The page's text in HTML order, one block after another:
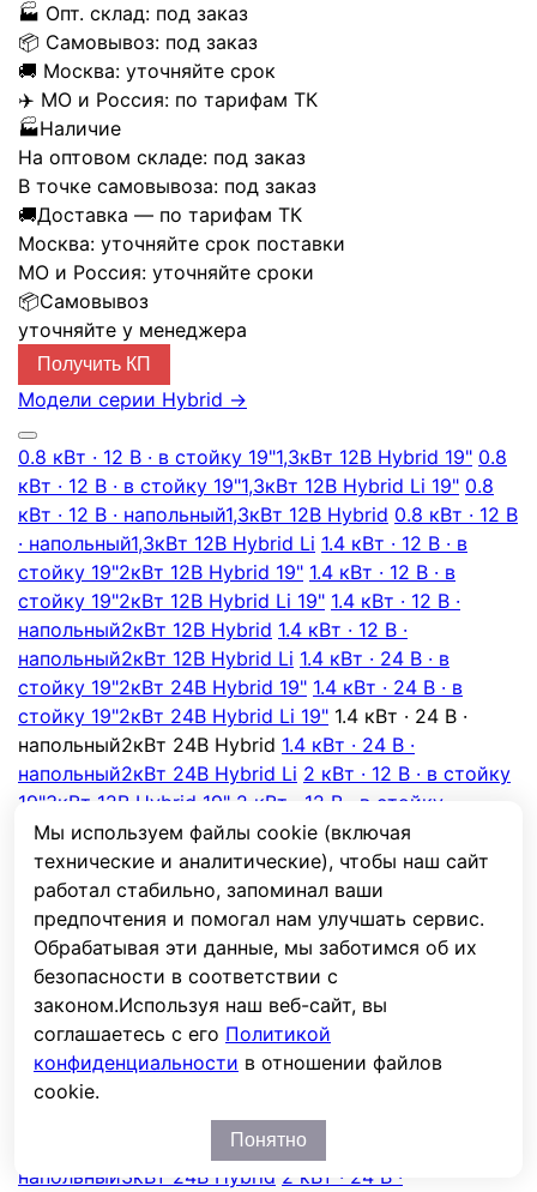
Мы используем файлы cookie (включая
технические и аналитические), чтобы наш сайт
работал стабильно, запоминал ваши
предпочтения и помогал нам улучшать сервис.
Обрабатывая эти данные, мы заботимся об их
безопасности в соответствии с
законом.Используя наш веб-сайт, вы
соглашаетесь с его Политикой
конфиденциальности в отношении файлов
cookie.
Понятно
🏭 Опт. склад: под заказ
📦 Самовывоз: под заказ
🚚 Москва: уточняйте срок
✈️ МО и Россия: по тарифам ТК
🏭Наличие
На оптовом складе: под заказ
В точке самовывоза: под заказ
🚚Доставка — по тарифам ТК
Москва: уточняйте срок поставки
МО и Россия: уточняйте сроки
📦Самовывоз
уточняйте у менеджера
Получить КП
Модели серии Hybrid →
0.8 кВт · 12 В · в стойку 19"1,3кВт 12В Hybrid 19" 0.8
кВт · 12 В · в стойку 19"1,3кВт 12В Hybrid Li 19" 0.8
кВт · 12 В · напольный1,3кВт 12В Hybrid 0.8 кВт · 12 В
· напольный1,3кВт 12В Hybrid Li 1.4 кВт · 12 В · в
стойку 19"2кВт 12В Hybrid 19" 1.4 кВт · 12 В · в
стойку 19"2кВт 12В Hybrid Li 19" 1.4 кВт · 12 В ·
напольный2кВт 12В Hybrid 1.4 кВт · 12 В ·
напольный2кВт 12В Hybrid Li 1.4 кВт · 24 В · в
стойку 19"2кВт 24В Hybrid 19" 1.4 кВт · 24 В · в
стойку 19"2кВт 24В Hybrid Li 19" 1.4 кВт · 24 В ·
напольный2кВт 24В Hybrid 1.4 кВт · 24 В ·
напольный2кВт 24В Hybrid Li 2 кВт · 12 В · в стойку
19"3кВт 12В Hybrid 19" 2 кВт · 12 В · в стойку
19"3кВт 12В Hybrid 3F 19" 2 кВт · 12 В · в стойку
19"3кВт 12В Hybrid Li 19" 2 кВт · 12 В · в стойку
19"3кВт 12В Hybrid Li 3F 19" 2 кВт · 12 В ·
напольныйHybrid 3кВт/12В 3 фазы 2 кВт · 12 В ·
напольный3кВт 12В Hybrid 2 кВт · 12 В ·
напольный3кВт 12В Hybrid Li 2 кВт · 12 В ·
напольный3кВт 12В Hybrid Li 3F 2 кВт · 24 В · в
стойку 19"3кВт 24В Hybrid 19" 2 кВт · 24 В · в
стойку 19"3кВт 24В Hybrid 3F 19" 2 кВт · 24 В · в
стойку 19"
3кВт 24В Hybrid Li 3F 19"
Hybrid 3кВт/24В 3 фазы
напольный3кВт 24В Hybrid 2 кВт · 24 В ·